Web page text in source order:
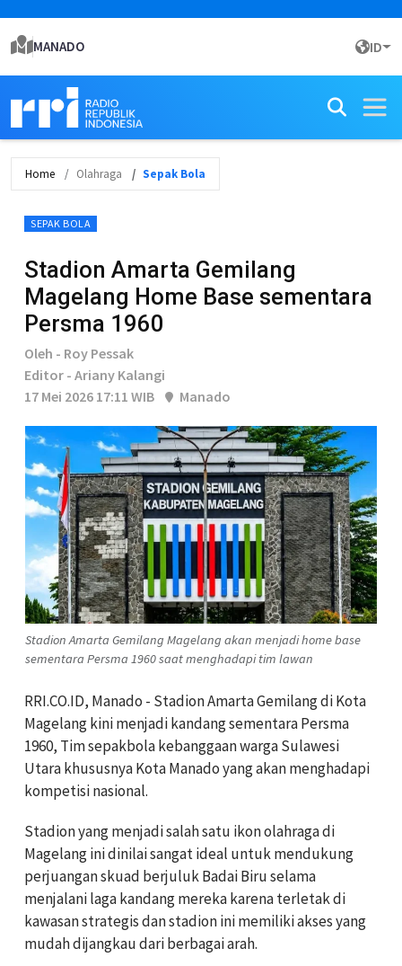
MANADO ID
Home Olahraga Sepak Bola
SEPAK BOLA
Stadion Amarta Gemilang
Magelang Home Base sementara
Persma 1960
Oleh - Roy Pessak
Editor - Ariany Kalangi
17 Mei 2026 17:11 WIB
Manado
Stadion Amarta Gemilang Magelang akan menjadi home base
sementara Persma 1960 saat menghadapi tim lawan
RRI.CO.ID, Manado - Stadion Amarta Gemilang di Kota
Magelang kini menjadi kandang sementara Persma
1960, Tim sepakbola kebanggaan warga Sulawesi
Utara khususnya Kota Manado yang akan menghadapi
kompetisi nasional.
Stadion yang menjadi salah satu ikon olahraga di
Magelang ini dinilai sangat ideal untuk mendukung
perjuangan skuad berjuluk Badai Biru selama
menjalani laga kandang mereka karena terletak di
kawasan strategis dan stadion ini memiliki akses yang
mudah dijangkau dari berbagai arah.